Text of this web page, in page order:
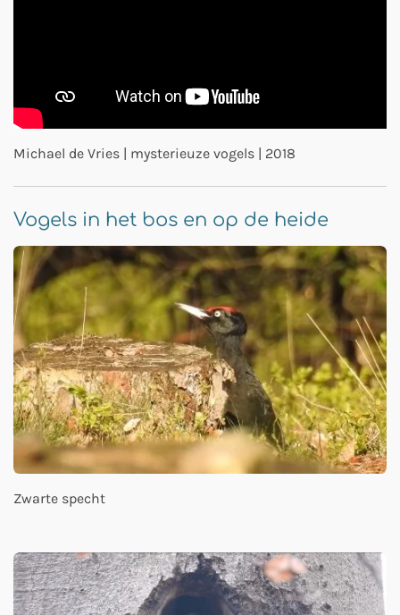
Michael de Vries | mysterieuze vogels | 2018
Vogels in het bos en op de heide
Zwarte specht